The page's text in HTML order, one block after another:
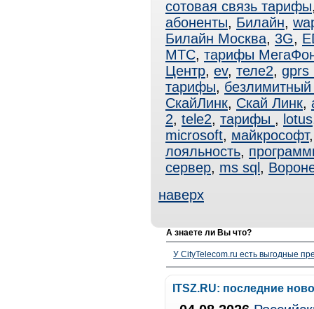
сотовая связь тарифы
абоненты, Билайн,
Билайн Москва, 3G,
МТС, тарифы
Центр, ev, теле2, gprs
тарифы,
СкайЛинк, Скай Линк,
2, tele2, тарифы , lotus
microsoft, майкрософт
лояльность,
сервер, ms sql ,
наверх
А знаете ли Вы что?
У CityTelecom.ru есть выгодные
ITSZ.RU: последние